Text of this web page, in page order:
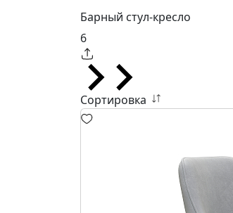
Барный стул-кресло
6
Сортировка